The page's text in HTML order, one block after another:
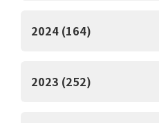
2024 (164)
2023 (252)